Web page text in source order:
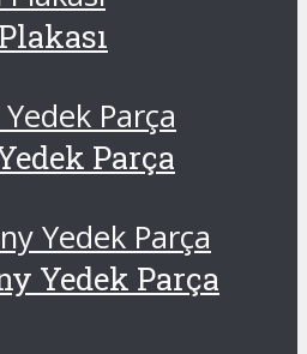
Parça
Yedek Parça